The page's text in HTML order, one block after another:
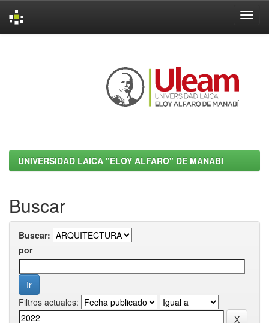
UNIVERSIDAD LAICA "ELOY ALFARO" DE MANABI
Buscar
Buscar:
por
Filtros actuales: